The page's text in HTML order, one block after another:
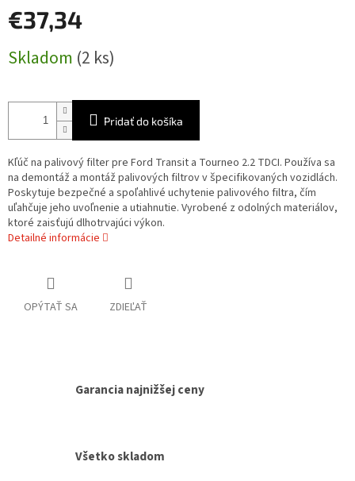
€37,34
cena:
Skladom (2 ks)
Pridať do košíka
Kľúč na palivový filter pre Ford Transit a Tourneo 2.2 TDCI. Používa sa
na demontáž a montáž palivových filtrov v špecifikovaných vozidlách.
Poskytuje bezpečné a spoľahlivé uchytenie palivového filtra, čím
uľahčuje jeho uvoľnenie a utiahnutie. Vyrobené z odolných materiálov,
ktoré zaisťujú dlhotrvajúci výkon.
Detailné informácie
OPÝTAŤ SA ZDIEĽAŤ
Garancia najnižšej ceny
Všetko skladom